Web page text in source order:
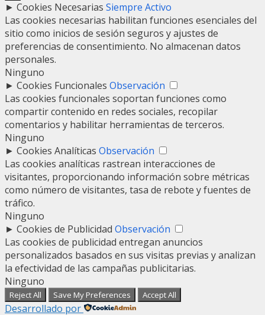
► Cookies Necesarias Siempre Activo
Las cookies necesarias habilitan funciones esenciales del
sitio como inicios de sesión seguros y ajustes de
preferencias de consentimiento. No almacenan datos
personales.
Ninguno
► Cookies Funcionales Observación
Las cookies funcionales soportan funciones como
compartir contenido en redes sociales, recopilar
comentarios y habilitar herramientas de terceros.
Ninguno
► Cookies Analíticas Observación
Las cookies analíticas rastrean interacciones de
visitantes, proporcionando información sobre métricas
como número de visitantes, tasa de rebote y fuentes de
tráfico.
Ninguno
► Cookies de Publicidad Observación
Las cookies de publicidad entregan anuncios
personalizados basados en sus visitas previas y analizan
la efectividad de las campañas publicitarias.
Ninguno
Reject All Save My Preferences Accept All
Desarrollado por